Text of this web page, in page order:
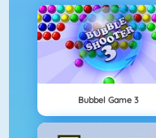
Bubbel Game 3